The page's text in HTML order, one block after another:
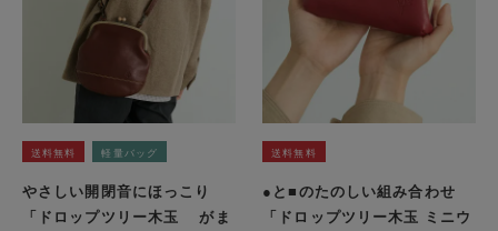
送料無料 軽量バッグ
やさしい開閉音にほっこり
「ドロップツリー木玉 がま
送料無料
●と■のたのしい組み合わせ
「ドロップツリー木玉 ミニウ